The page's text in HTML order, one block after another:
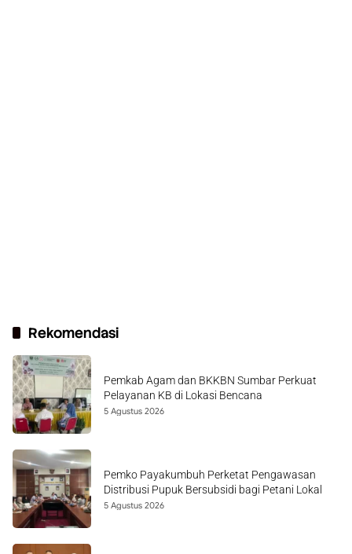
Rekomendasi
Pemkab Agam dan BKKBN Sumbar Perkuat
Pelayanan KB di Lokasi Bencana
5 Agustus 2026
Pemko Payakumbuh Perketat Pengawasan
Distribusi Pupuk Bersubsidi bagi Petani Lokal
5 Agustus 2026